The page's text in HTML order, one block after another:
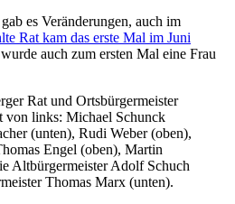
es Veränderungen, auch im
Rat kam das erste Mal im Juni
auch zum ersten Mal eine Frau
von links: Michael Schunck
(unten), Rudi Weber (oben),
Engel (oben), Martin
Altbürgermeister Adolf Schuch
Thomas Marx (unten).